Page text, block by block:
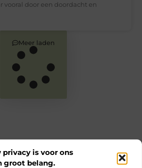
privacy is voor ons
groot belang.
vooral door een doordacht en
Meer laden